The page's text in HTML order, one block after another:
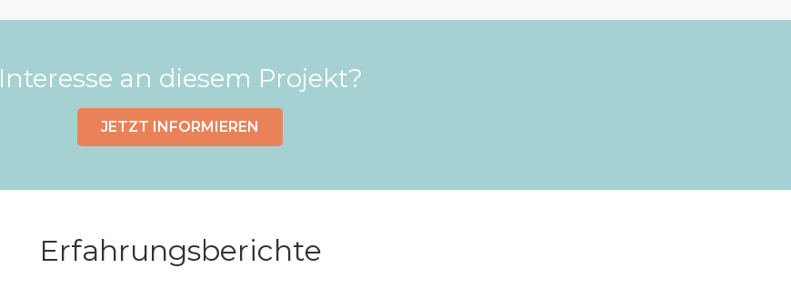
Interesse an diesem Projekt?
JETZT INFORMIEREN
Erfahrungsberichte